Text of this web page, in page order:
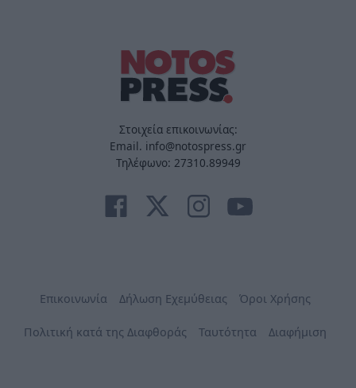
Στοιχεία επικοινωνίας:
Email. info@notospress.gr
Τηλέφωνο: 27310.89949
Επικοινωνία Δήλωση Εχεμύθειας Όροι Χρήσης
Πολιτική κατά της Διαφθοράς Ταυτότητα Διαφήμιση